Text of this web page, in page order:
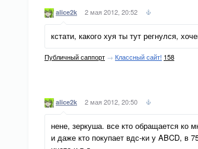
alice2k 2 мая 2012, 20:52
кстати, какого хуя ты тут регнулся,
Публичный саппорт → Классный сайт! 158
alice2k 2 мая 2012, 20:50
нене, зеркуша. все кто обращается ко
и даже кто покупает вдс-ки у ABCD, в